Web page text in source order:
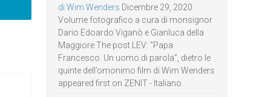
di Wim Wenders Dicembre 29, 2020
Volume fotografico a cura di monsignor
Dario Edoardo Viganò e Gianluca della
Maggiore The post LEV: “Papa
Francesco. Un uomo di parola”, dietro le
quinte dell’omonimo film di Wim Wenders
appeared first on ZENIT - Italiano.